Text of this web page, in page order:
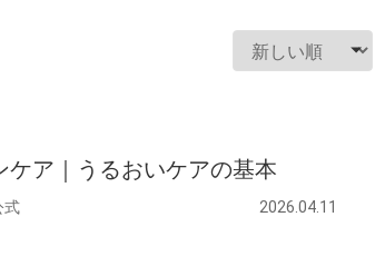
ケア｜うるおいケアの基本
式 2026.04.11